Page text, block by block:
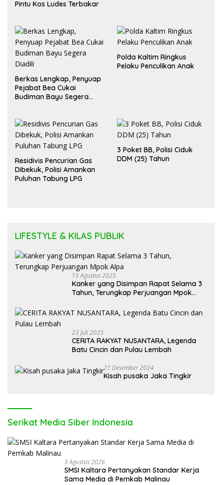
Pintu Kos Ludes Terbakar
Berkas Lengkap, Penyuap
Pejabat Bea Cukai
Budiman Bayu Segera
Polda Kaltim Ringkus
Pelaku Penculikan Anak
Residivis Pencurian Gas
Dibekuk, Polisi Amankan
Puluhan Tabung LPG
3 Poket BB, Polisi Ciduk
DDM (25) Tahun
LIFESTYLE & KILAS PUBLIK
15 Agustus 2025
Kanker yang Disimpan Rapat Selama 3
Tahun, Terungkap Perjuangan Mpok
23 Juli 2025
CERITA RAKYAT NUSANTARA, Legenda
Batu Cincin dan Pulau Lembah
21 Desember 2024
Kisah pusaka Jaka Tingkir
Serikat Media Siber Indonesia
3 Agustus 2026
SMSI Kaltara Pertanyakan Standar Kerja
Sama Media di Pemkab Malinau